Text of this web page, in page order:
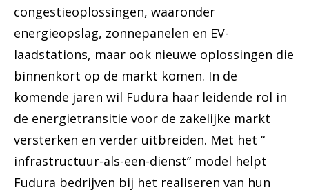
congestieoplossingen, waaronder
energieopslag, zonnepanelen en EV-
laadstations, maar ook nieuwe oplossingen die
binnenkort op de markt komen. In de
komende jaren wil Fudura haar leidende rol in
de energietransitie voor de zakelijke markt
versterken en verder uitbreiden. Met het “
infrastructuur-als-een-dienst” model helpt
Fudura bedrijven bij het realiseren van hun